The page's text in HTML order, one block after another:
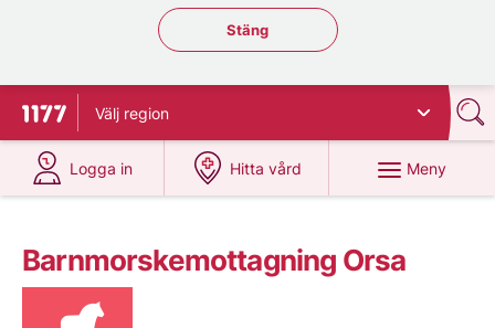
Stäng regionsväljaren
Stäng
Till startsidan för 1177
Välj region
Logga in
på 1177.se
Hitta vård
på 1177.se
Meny
Barnmorskemottagning Orsa